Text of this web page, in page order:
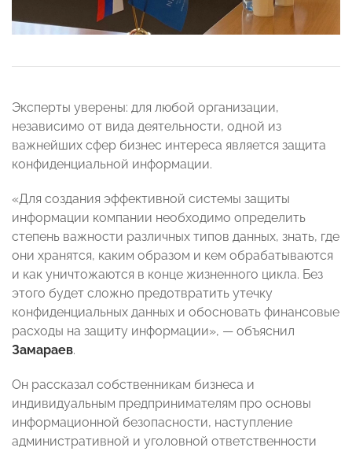
Эксперты уверены: для любой организации,
независимо от вида деятельности, одной из
важнейших сфер бизнес интереса является защита
конфиденциальной информации.
«Для создания эффективной системы защиты
информации компании необходимо определить
степень важности различных типов данных, знать, где
они хранятся, каким образом и кем обрабатываются
и как уничтожаются в конце жизненного цикла. Без
этого будет сложно предотвратить утечку
конфиденциальных данных и обосновать финансовые
расходы на защиту информации», — объяснил
Замараев.
Он рассказал собственникам бизнеса и
индивидуальным предпринимателям про основы
информационной безопасности, наступление
административной и уголовной ответственности